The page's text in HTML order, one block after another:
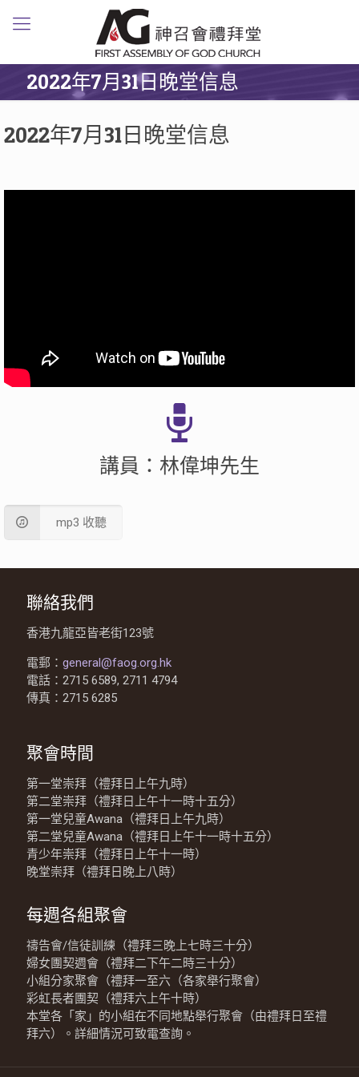
2022年7月31日晚堂信息
2022年7月31日晚堂信息
講員：林偉坤先生
mp3 收聽
聯絡我們
香港九龍亞皆老街123號
電郵： general@faog.org.hk
電話：2715 6589, 2711 4794
傳真：2715 6285
聚會時間
第一堂崇拜（禮拜日上午九時）
第二堂崇拜（禮拜日上午十一時十五分）
第一堂兒童Awana（禮拜日上午九時）
第二堂兒童Awana（禮拜日上午十一時十五分）
青少年崇拜（禮拜日上午十一時）
晚堂崇拜（禮拜日晚上八時）
每週各組聚會
禱告會/信徒訓練（禮拜三晚上七時三十分）
婦女團契週會（禮拜二下午二時三十分）
小組分家聚會（禮拜一至六（各家舉行聚會）
彩虹長者團契（禮拜六上午十時）
本堂各「家」的小組在不同地點舉行聚會（由禮拜日至禮
拜六）。詳細情況可致電查詢。